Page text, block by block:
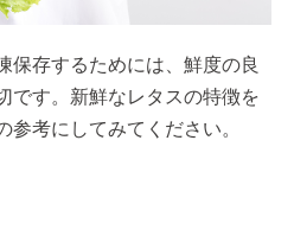
保存するためには、鮮度の良
です。新鮮なレタスの特徴を
参考にしてみてください。